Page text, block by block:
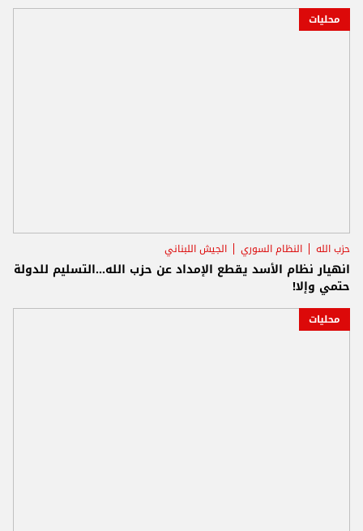
محليات
حزب الله النظام السوري الجيش اللبناني
انهيار نظام الأسد يقطع الإمداد عن حزب الله...التسليم للدولة
حتمي وإلا!
محليات